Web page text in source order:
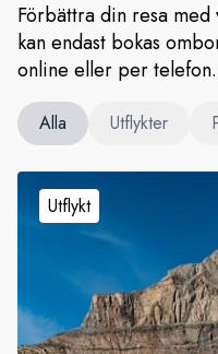
Förbättra din resa
kan endast bokas
online eller per
Alla Utflykter
Utflykt